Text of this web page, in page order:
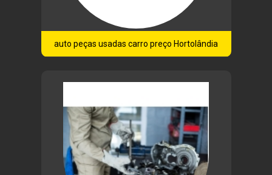
auto peças usadas carro preço Hortolândia